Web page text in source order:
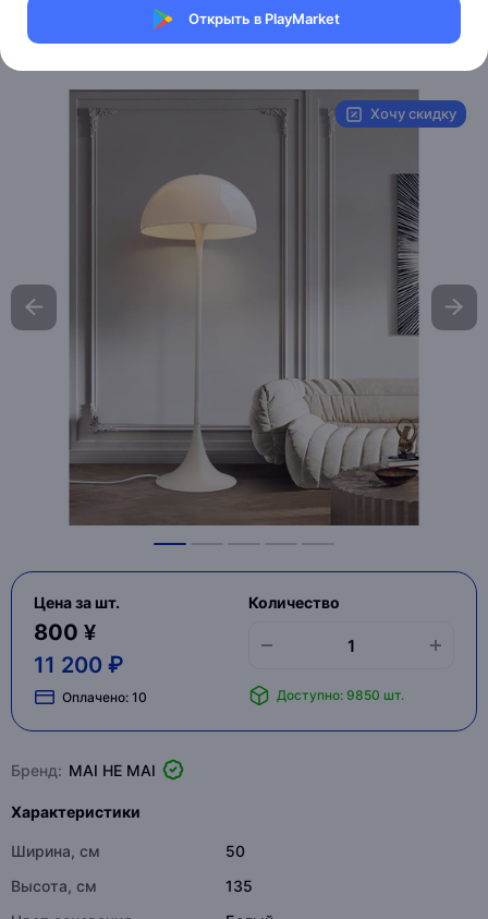
Открыть в PlayMarket
Магазин Weller Store
Хочу скидку
Цена за шт.
800 ¥
11 200 ₽
Оплачено: 10
Количество
Доступно: 9850 шт.
Бренд: MAI HE MAI
Характеристики
Ширина, см
50
Высота, см
135